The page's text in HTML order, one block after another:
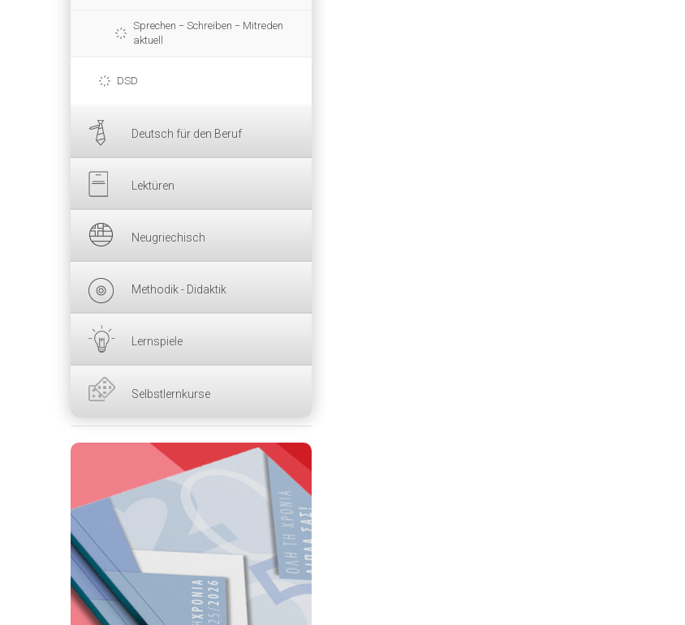
Sprechen − Schreiben − Mitreden
aktuell
DSD
Deutsch für den Beruf
Lektüren
Neugriechisch
Methodik - Didaktik
Lernspiele
Selbstlernkurse